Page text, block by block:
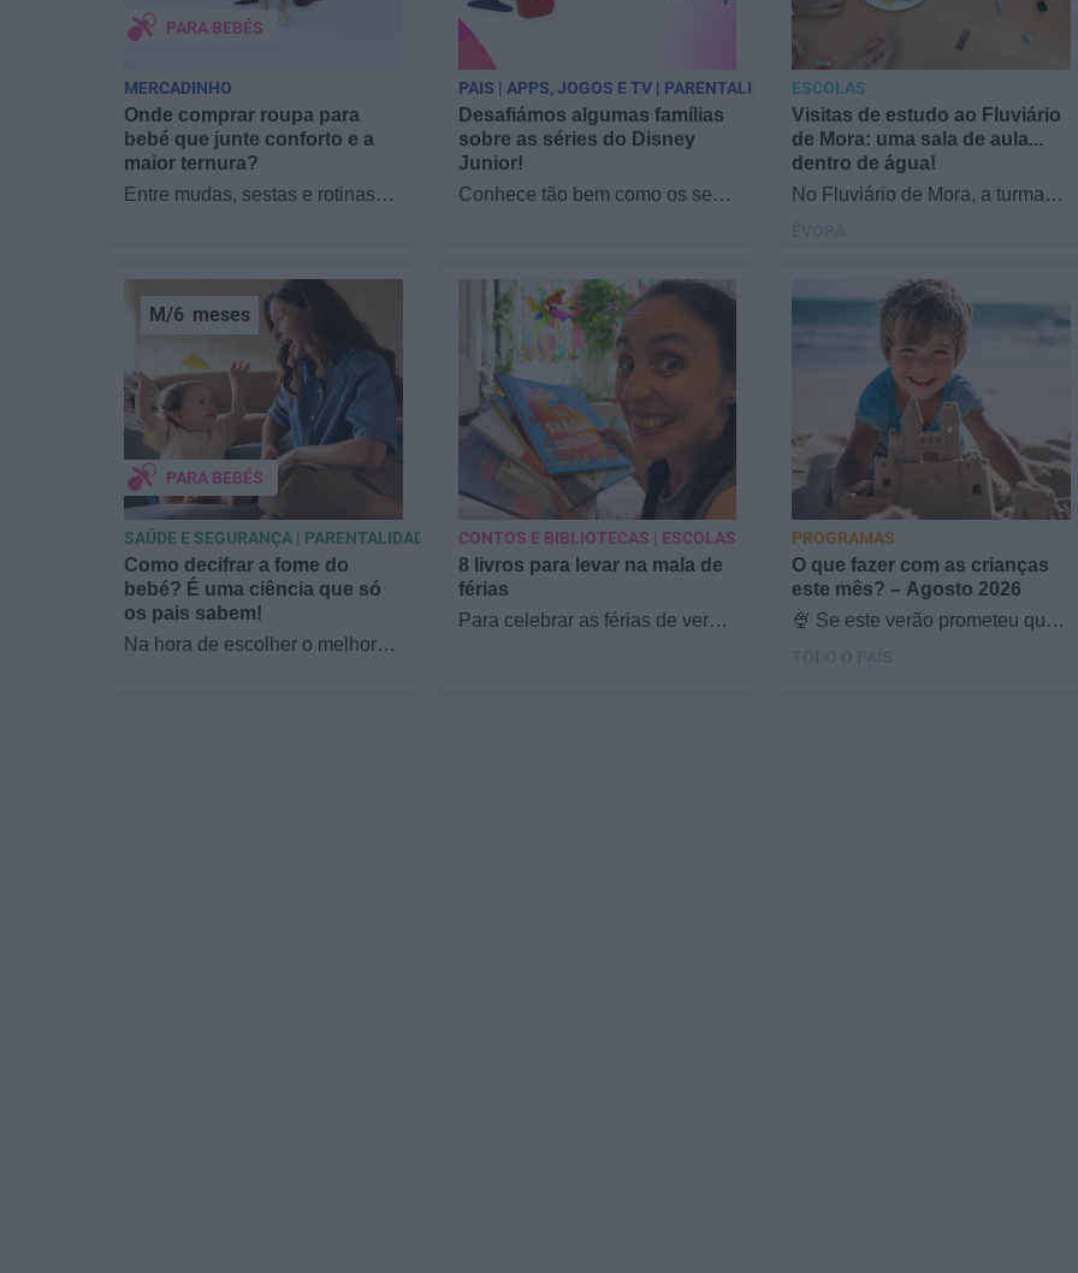
Onde comprar roupa para
bebé que junte conforto e a
maior ternura?
Entre mudas, sestas e rotinas
PARA BEBÉS
MERCADINHO
Desafiámos algumas famílias
sobre as séries do Disney
Junior!
Conhece tão bem como os seus
PAIS | APPS, JOGOS E TV | PARENTALIDADE
Visitas de estudo ao Fluviário
de Mora: uma sala de aula...
dentro de água!
No Fluviário de Mora, a turma
ESCOLAS
Como decifrar a fome do
bebé? É uma ciência que só
os pais sabem!
Na hora de escolher o melhor
M/6 meses
PARA BEBÉS
SAÚDE E SEGURANÇA | PARENTALIDADE
8 livros para levar na mala de
férias
Para celebrar as férias de verão,
CONTOS E BIBLIOTECAS | ESCOLAS
O que fazer com as crianças
este mês? – Agosto 2026
🍨 Se este verão prometeu que
PROGRAMAS